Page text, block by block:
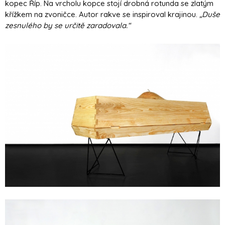
kopec Říp. Na vrcholu kopce stojí drobná rotunda se zlatým
křížkem na zvoničce. Autor rakve se inspiroval krajinou. „Duše
zesnulého by se určitě zaradovala.“